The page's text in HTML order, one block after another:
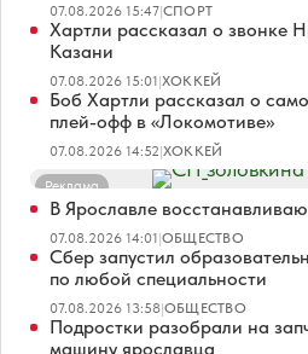
07.08.2026 15:47|СПОРТ
Хартли рассказал о звонке
Казани
07.08.2026 15:01|ХОККЕЙ
Боб Хартли рассказал о
плей-офф в «Локомотиве»
07.08.2026 14:52|ХОККЕЙ
Реклама
В Ярославле
07.08.2026 14:01|ОБЩЕСТВО
Сбер запустил
по любой специальности
07.08.2026 13:58|ОБЩЕСТВО
Подростки разобрали на
машину ярославца